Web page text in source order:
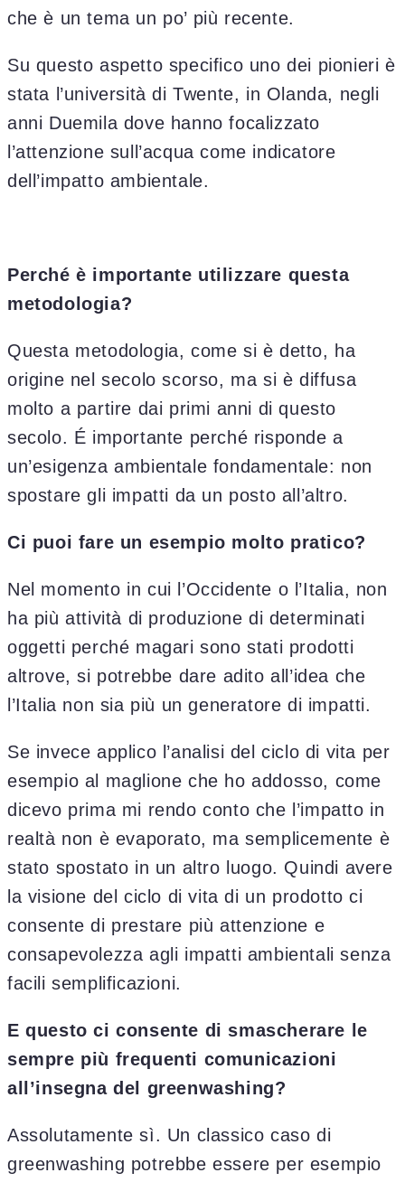
che è un tema un po’ più recente.
Su questo aspetto specifico uno dei pionieri è
stata l’università di Twente, in Olanda, negli
anni Duemila dove hanno focalizzato
l’attenzione sull’acqua come indicatore
dell’impatto ambientale.
Perché è importante utilizzare questa
metodologia?
Questa metodologia, come si è detto, ha
origine nel secolo scorso, ma si è diffusa
molto a partire dai primi anni di questo
secolo. É importante perché risponde a
un’esigenza ambientale fondamentale: non
spostare gli impatti da un posto all’altro.
Ci puoi fare un esempio molto pratico?
Nel momento in cui l’Occidente o l’Italia, non
ha più attività di produzione di determinati
oggetti perché magari sono stati prodotti
altrove, si potrebbe dare adito all’idea che
l’Italia non sia più un generatore di impatti.
Se invece applico l’analisi del ciclo di vita per
esempio al maglione che ho addosso, come
dicevo prima mi rendo conto che l’impatto in
realtà non è evaporato, ma semplicemente è
stato spostato in un altro luogo. Quindi avere
la visione del ciclo di vita di un prodotto ci
consente di prestare più attenzione e
consapevolezza agli impatti ambientali senza
facili semplificazioni.
E questo ci consente di smascherare le
sempre più frequenti comunicazioni
all’insegna del greenwashing?
Assolutamente sì. Un classico caso di
greenwashing potrebbe essere per esempio